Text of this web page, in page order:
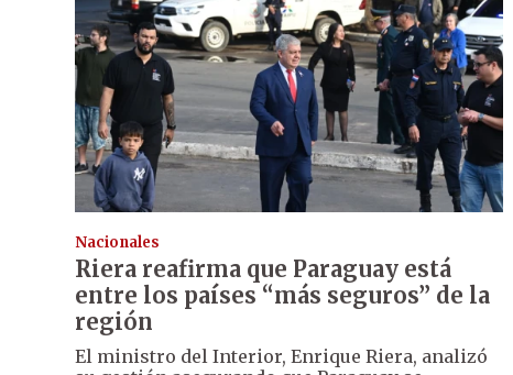
Nacionales
Riera reafirma que Paraguay está
entre los países “más seguros” de la
región
El ministro del Interior, Enrique Riera, analizó